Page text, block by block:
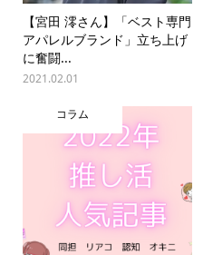
【宮田 澪さん】「ベスト専門
アパレルブランド」立ち上げ
に奮闘...
2021.02.01
コラム